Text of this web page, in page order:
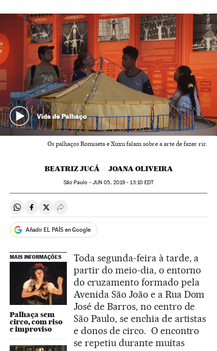
Vida de Palhaço
Os palhaços Romiseta e Xuxu falam sobre a arte de fazer rir.
BEATRIZ JUCÁ JOANA OLIVEIRA
São Paulo - JUN 05, 2019 - 13:10EDT
Compartir en Whatsapp
Compartir en Facebook
Compartir en Twitter
Desplegar Redes Sociales
Añadir EL PAÍS en Google
MAIS INFORMAÇÕES
Palhaça sem
circo, com riso
e improviso
Toda segunda-feira à tarde, a
partir do meio-dia, o entorno
do cruzamento formado pela
Avenida São João e a Rua Dom
José de Barros, no centro de
São Paulo, se enchia de artistas
e donos de circo. O encontro
se repetiu durante muitas